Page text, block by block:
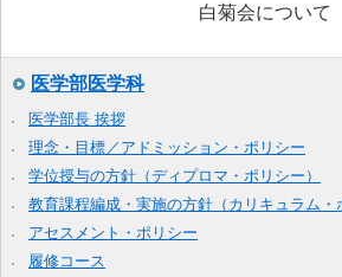
白菊会について
医学部医学科
医学部長 挨拶
理念・目標／アドミッション・ポリシー
学位授与の方針（ディプロマ・ポリシー）
教育課程編成・実施の方針（カリキュラム・
アセスメント・ポリシー
履修コース